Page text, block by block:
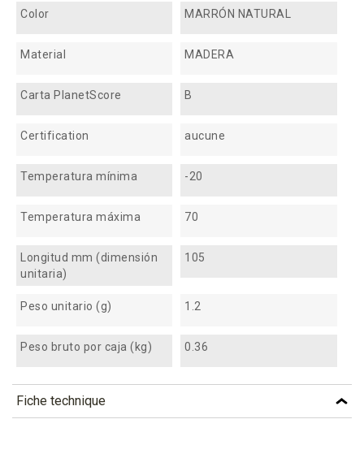
Color MARRÓN NATURAL
Material MADERA
Carta PlanetScore B
Certification aucune
Temperatura mínima -20
Temperatura máxima 70
Longitud mm (dimensión
unitaria)
105
Peso unitario (g) 1.2
Peso bruto por caja (kg) 0.36
Fiche technique